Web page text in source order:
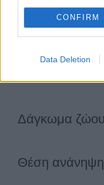
CONFIRM
Data Deletion
Εγκαύματα
Δάγκωμα ζώου
Θέση